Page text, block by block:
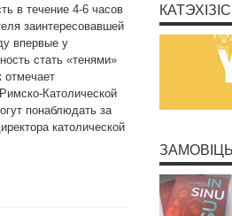
в течение 4-6 часов
заинтересовавшей
впервые у
стать «тенями»
Католической
понаблюдать за
католической
ЗАМОВІЦЬ